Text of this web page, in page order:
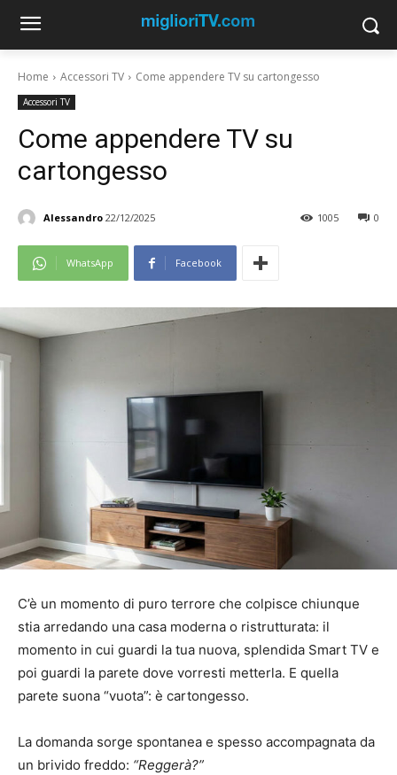
Home Accessori TV Come appendere TV su cartongesso
Accessori TV
Come appendere TV su
cartongesso
Alessandro 22/12/2025 0
1005
WhatsApp Facebook
C’è un momento di puro terrore che colpisce chiunque
stia arredando una casa moderna o ristrutturata: il
momento in cui guardi la tua nuova, splendida Smart TV e
poi guardi la parete dove vorresti metterla. E quella
parete suona “vuota”: è cartongesso.
La domanda sorge spontanea e spesso accompagnata da
un brivido freddo: “Reggerà?”